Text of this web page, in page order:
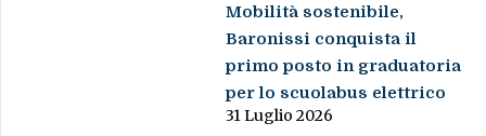
Mobilità sostenibile,
Baronissi conquista il
primo posto in graduatoria
per lo scuolabus elettrico
31 Luglio 2026